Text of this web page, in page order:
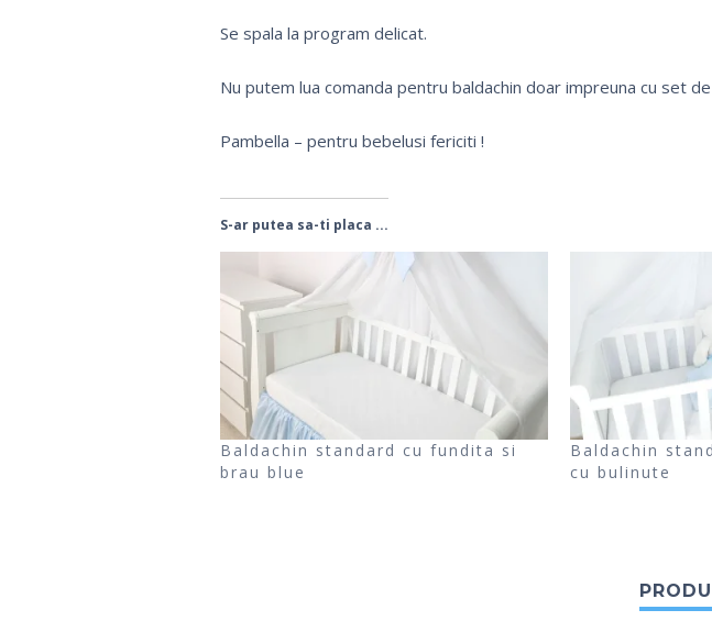
Se spala la program delicat.
Nu putem lua comanda pentru baldachin doar impreuna cu set
Pambella – pentru bebelusi fericiti !
S-ar putea sa-ti placa ...
Baldachin standard cu fundita si
brau blue
Baldachin
cu bulinute